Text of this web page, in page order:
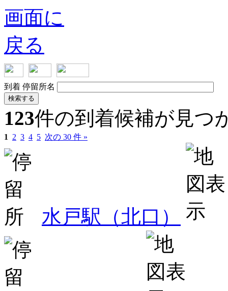
到着 停留所名
検索する
123件の到着候補が見つ
1 2 3 4 5 次の 30 件 »
水戸駅（北口）